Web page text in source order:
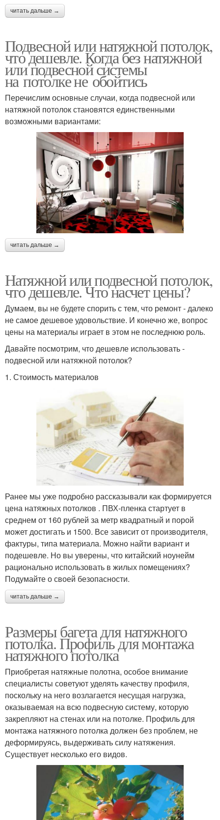
читать дальше →
Подвесной или натяжной потолок,
что дешевле. Когда без натяжной
или подвесной системы
на потолке не обойтись
Перечислим основные случаи, когда подвесной или
натяжной потолок становятся единственными
возможными вариантами:
читать дальше →
Натяжной или подвесной потолок,
что дешевле. Что насчет цены?
Думаем, вы не будете спорить с тем, что ремонт - далеко
не самое дешевое удовольствие. И конечно же, вопрос
цены на материалы играет в этом не последнюю роль.
Давайте посмотрим, что дешевле использовать -
подвесной или натяжной потолок?
1. Стоимость материалов
Ранее мы уже подробно рассказывали как формируется
цена натяжных потолков . ПВХ-пленка стартует в
среднем от 160 рублей за метр квадратный и порой
может достигать и 1500. Все зависит от производителя,
фактуры, типа материала. Можно найти вариант и
подешевле. Но вы уверены, что китайский ноунейм
рационально использовать в жилых помещениях?
Подумайте о своей безопасности.
читать дальше →
Размеры багета для натяжного
потолка. Профиль для монтажа
натяжного потолка
Приобретая натяжные полотна, особое внимание
специалисты советуют уделять качеству профиля,
поскольку на него возлагается несущая нагрузка,
оказываемая на всю подвесную систему, которую
закрепляют на стенах или на потолке. Профиль для
монтажа натяжного потолка должен без проблем, не
деформируясь, выдерживать силу натяжения.
Существует несколько его видов.